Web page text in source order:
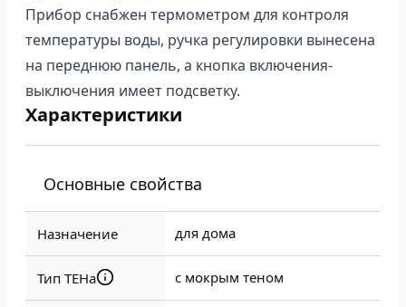
Прибор снабжен термометром для контроля
температуры воды, ручка регулировки вынесена
на переднюю панель, а кнопка включения-
выключения имеет подсветку.
Характеристики
Основные свойства
Назначение для дома
Тип ТЕНа с мокрым теном